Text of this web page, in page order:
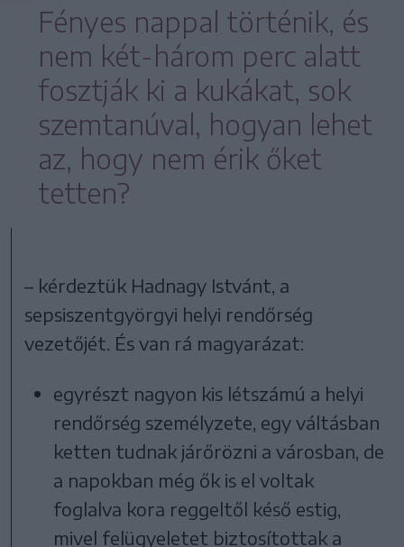
Fényes nappal történik, és
nem két-három perc alatt
fosztják ki a kukákat, sok
szemtanúval, hogyan lehet
az, hogy nem érik őket
tetten?
– kérdeztük Hadnagy Istvánt, a
sepsiszentgyörgyi helyi rendőrség
vezetőjét. És van rá magyarázat:
egyrészt nagyon kis létszámú a helyi
rendőrség személyzete, egy váltásban
ketten tudnak járőrözni a városban, de
a napokban még ők is el voltak
foglalva kora reggeltől késő estig,
mivel felügyeletet biztosítottak a